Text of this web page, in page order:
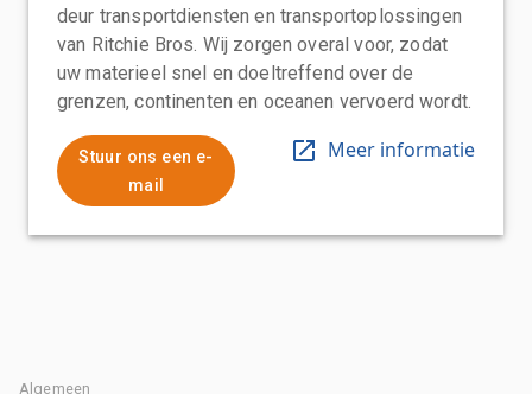
deur transportdiensten en transportoplossingen
van Ritchie Bros. Wij zorgen overal voor, zodat
uw materieel snel en doeltreffend over de
grenzen, continenten en oceanen vervoerd wordt.
Stuur ons een e-
mail
Meer informatie
Algemeen